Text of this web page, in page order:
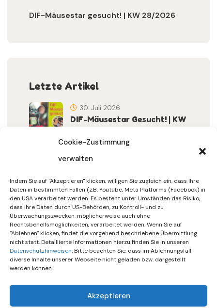
Cookie-Zustimmung
verwalten
Indem Sie auf "Akzeptieren" klicken, willigen Sie zugleich ein, dass Ihre
Daten in bestimmten Fällen (z.B. Youtube, Meta Platforms (Facebook) in
den USA verarbeitet werden. Es besteht unter Umständen das Risiko,
dass Ihre Daten durch US-Behörden, zu Kontroll- und zu
Überwachungszwecken, möglicherweise auch ohne
Rechtsbehelfsmöglichkeiten, verarbeitet werden. Wenn Sie auf
"Ablehnen" klicken, findet die vorgehend beschriebene Übermittlung
nicht statt. Detaillierte Informationen hierzu finden Sie in unseren
Datenschutzhinweisen. Bitte beachten Sie, dass im Ablehnungsfall
diverse Inhalte unserer Webseite nicht geladen bzw. dargestellt
werden können.
Akzeptieren
DIF-Mäusestar gesucht! | KW 28/2026
Letzte Artikel
DIF-Mäusestar Gesucht! | KW
30. Juli 2026
Sommerferien | KW 31/…
30. Juli 2026
Gemeinsames Friedensgebet
Setzt Zeichen …
15. Juli 2026